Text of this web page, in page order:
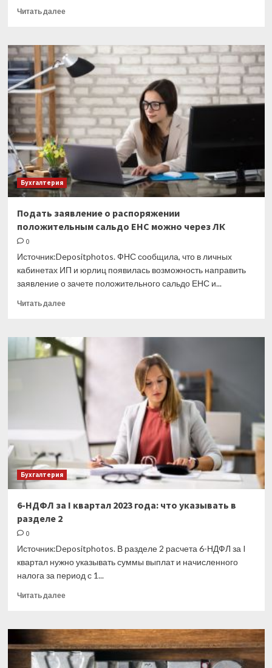
Читать далееПрочитать
Уголовных
дел
по
неуплате
налогов
станет
меньше
Бухгалтерия
Подать заявление о распоряжении
положительным сальдо ЕНС можно через ЛК
0
Источник:Depositphotos. ФНС сообщила, что в личных
кабинетах ИП и юрлиц появилась возможность направить
заявление о зачете положительного сальдо ЕНС и...
Читать далееПрочитать
Подать
заявление
о
распоряжении
положительным
сальдо
ЕНС
можно
через
ЛК
Бухгалтерия
6-НДФЛ за I квартал 2023 года: что указывать в
разделе 2
0
Источник:Depositphotos. В разделе 2 расчета 6-НДФЛ за I
квартал нужно указывать суммы выплат и начисленного
налога за период с 1...
Читать далееПрочитать
6-
НДФЛ
за
I